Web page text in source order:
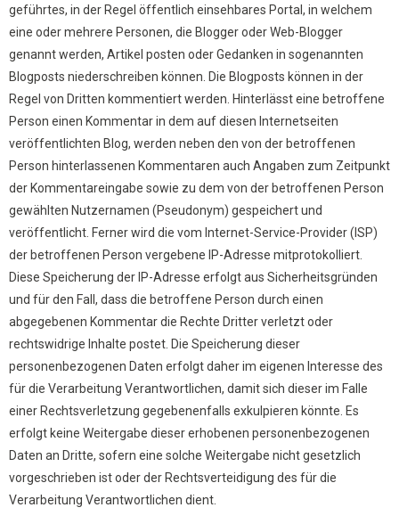
geführtes, in der Regel öffentlich einsehbares Portal, in welchem
eine oder mehrere Personen, die Blogger oder Web-Blogger
genannt werden, Artikel posten oder Gedanken in sogenannten
Blogposts niederschreiben können. Die Blogposts können in der
Regel von Dritten kommentiert werden. Hinterlässt eine betroffene
Person einen Kommentar in dem auf diesen Internetseiten
veröffentlichten Blog, werden neben den von der betroffenen
Person hinterlassenen Kommentaren auch Angaben zum Zeitpunkt
der Kommentareingabe sowie zu dem von der betroffenen Person
gewählten Nutzernamen (Pseudonym) gespeichert und
veröffentlicht. Ferner wird die vom Internet-Service-Provider (ISP)
der betroffenen Person vergebene IP-Adresse mitprotokolliert.
Diese Speicherung der IP-Adresse erfolgt aus Sicherheitsgründen
und für den Fall, dass die betroffene Person durch einen
abgegebenen Kommentar die Rechte Dritter verletzt oder
rechtswidrige Inhalte postet. Die Speicherung dieser
personenbezogenen Daten erfolgt daher im eigenen Interesse des
für die Verarbeitung Verantwortlichen, damit sich dieser im Falle
einer Rechtsverletzung gegebenenfalls exkulpieren könnte. Es
erfolgt keine Weitergabe dieser erhobenen personenbezogenen
Daten an Dritte, sofern eine solche Weitergabe nicht gesetzlich
vorgeschrieben ist oder der Rechtsverteidigung des für die
Verarbeitung Verantwortlichen dient.